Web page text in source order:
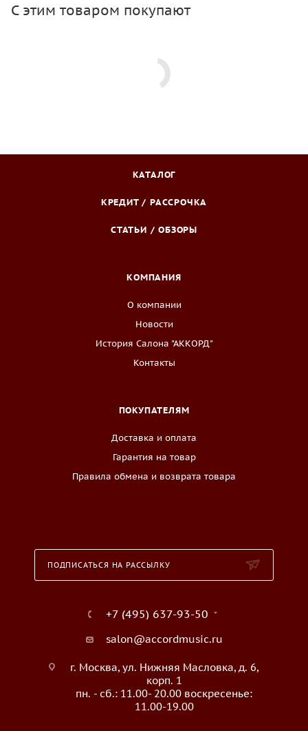
С этим товаром покупают
КАТАЛОГ
КРЕДИТ / РАССРОЧКА
СТАТЬИ / ОБЗОРЫ
КОМПАНИЯ
О компании
Новости
История Салона "АККОРД"
Контакты
ПОКУПАТЕЛЯМ
Доставка и оплата
Гарантия на товар
Правила обмена и возврата товара
ПОДПИСАТЬСЯ НА РАССЫЛКУ
+7 (495) 637-93-50
salon@accordmusic.ru
г. Москва, ул. Нижняя Масловка, д. 6,
корп. 1
пн. - сб.: 11.00- 20.00 воскресенье:
11.00-19.00